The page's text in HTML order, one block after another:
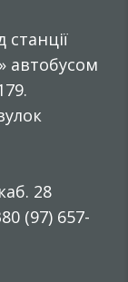
станції
автобусом
28
(97) 657-